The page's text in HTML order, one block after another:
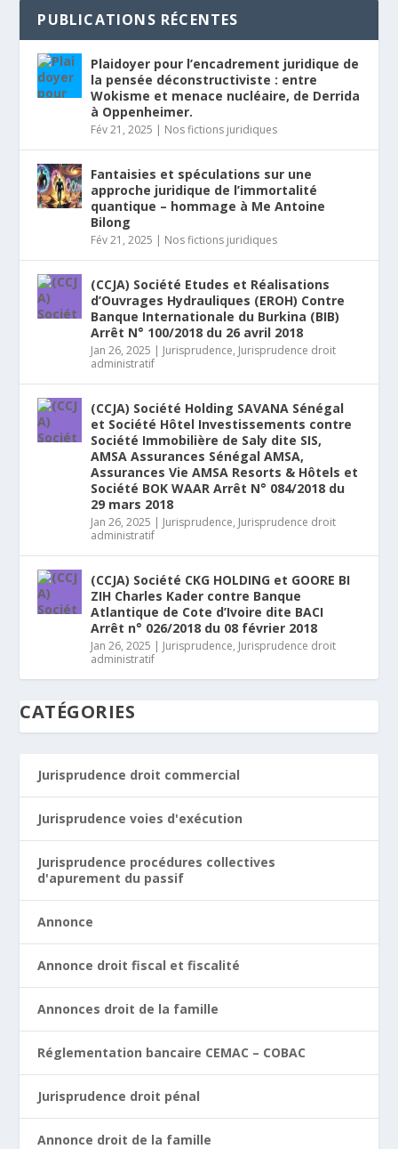
PUBLICATIONS RÉCENTES
Plaidoyer pour l’encadrement juridique de
la pensée déconstructiviste : entre
Wokisme et menace nucléaire, de Derrida
à Oppenheimer.
Fév 21, 2025 | Nos fictions juridiques
Fantaisies et spéculations sur une
approche juridique de l’immortalité
quantique – hommage à Me Antoine
Bilong
Fév 21, 2025 | Nos fictions juridiques
(CCJA) Société Etudes et Réalisations
d’Ouvrages Hydrauliques (EROH) Contre
Banque Internationale du Burkina (BIB)
Arrêt N° 100/2018 du 26 avril 2018
Jan 26, 2025 | Jurisprudence, Jurisprudence droit
administratif
(CCJA) Société Holding SAVANA Sénégal
et Société Hôtel Investissements contre
Société Immobilière de Saly dite SIS,
AMSA Assurances Sénégal AMSA,
Assurances Vie AMSA Resorts & Hôtels et
Société BOK WAAR Arrêt N° 084/2018 du
29 mars 2018
Jan 26, 2025 | Jurisprudence, Jurisprudence droit
administratif
(CCJA) Société CKG HOLDING et GOORE BI
ZIH Charles Kader contre Banque
Atlantique de Cote d’Ivoire dite BACI
Arrêt n° 026/2018 du 08 février 2018
Jan 26, 2025 | Jurisprudence, Jurisprudence droit
administratif
CATÉGORIES
Jurisprudence droit commercial
Jurisprudence voies d'exécution
Jurisprudence procédures collectives
d'apurement du passif
Annonce
Annonce droit fiscal et fiscalité
Annonces droit de la famille
Réglementation bancaire CEMAC – COBAC
Jurisprudence droit pénal
Annonce droit de la famille